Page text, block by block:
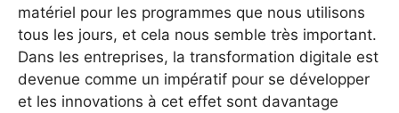
matériel pour les programmes que nous utilisons
tous les jours, et cela nous semble très important.
Dans les entreprises, la transformation digitale est
devenue comme un impératif pour se développer
et les innovations à cet effet sont davantage